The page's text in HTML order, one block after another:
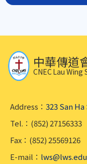
中華傳道
CNEC Lau
Address： 323 San
Tel.：(852) 27156333
Fax：(852) 25569126
E-mail：